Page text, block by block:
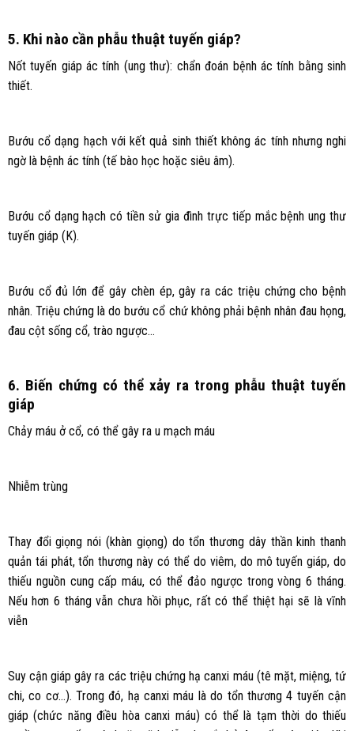
5. Khi nào cần phẫu thuật tuyến giáp?
Nốt tuyến giáp ác tính (ung thư): chẩn đoán bệnh ác tính bằng sinh
thiết.
Bướu cổ dạng hạch với kết quả sinh thiết không ác tính nhưng nghi
ngờ là bệnh ác tính (tế bào học hoặc siêu âm).
Bướu cổ dạng hạch có tiền sử gia đình trực tiếp mắc bệnh ung thư
tuyến giáp (K).
Bướu cổ đủ lớn để gây chèn ép, gây ra các triệu chứng cho bệnh
nhân. Triệu chứng là do bướu cổ chứ không phải bệnh nhân đau họng,
đau cột sống cổ, trào ngược…
6. Biến chứng có thể xảy ra trong phẫu thuật tuyến
giáp
Chảy máu ở cổ, có thể gây ra u mạch máu
Nhiễm trùng
Thay đổi giọng nói (khàn giọng) do tổn thương dây thần kinh thanh
quản tái phát, tổn thương này có thể do viêm, do mô tuyến giáp, do
thiếu nguồn cung cấp máu, có thể đảo ngược trong vòng 6 tháng.
Nếu hơn 6 tháng vẫn chưa hồi phục, rất có thể thiệt hại sẽ là vĩnh
viễn
Suy cận giáp gây ra các triệu chứng hạ canxi máu (tê mặt, miệng, tứ
chi, co cơ…). Trong đó, hạ canxi máu là do tổn thương 4 tuyến cận
giáp (chức năng điều hòa canxi máu) có thể là tạm thời do thiếu